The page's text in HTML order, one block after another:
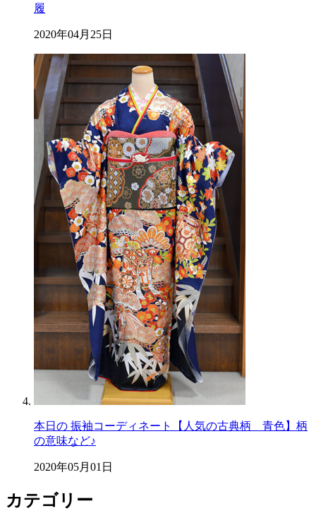
履
2020年04月25日
本日の 振袖コーディネート【人気の古典柄 青色】柄
の意味など♪
2020年05月01日
カテゴリー